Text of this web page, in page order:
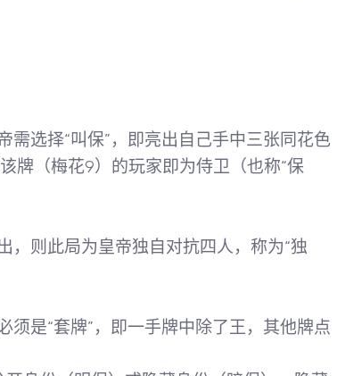
需选择“叫保”，即亮出自己手中三张同花色
牌（梅花9）的玩家即为侍卫 （也称“保
，则此局为皇帝独自对抗四人，称为“独
须是“套牌”，即一手牌中除了王，其他牌点